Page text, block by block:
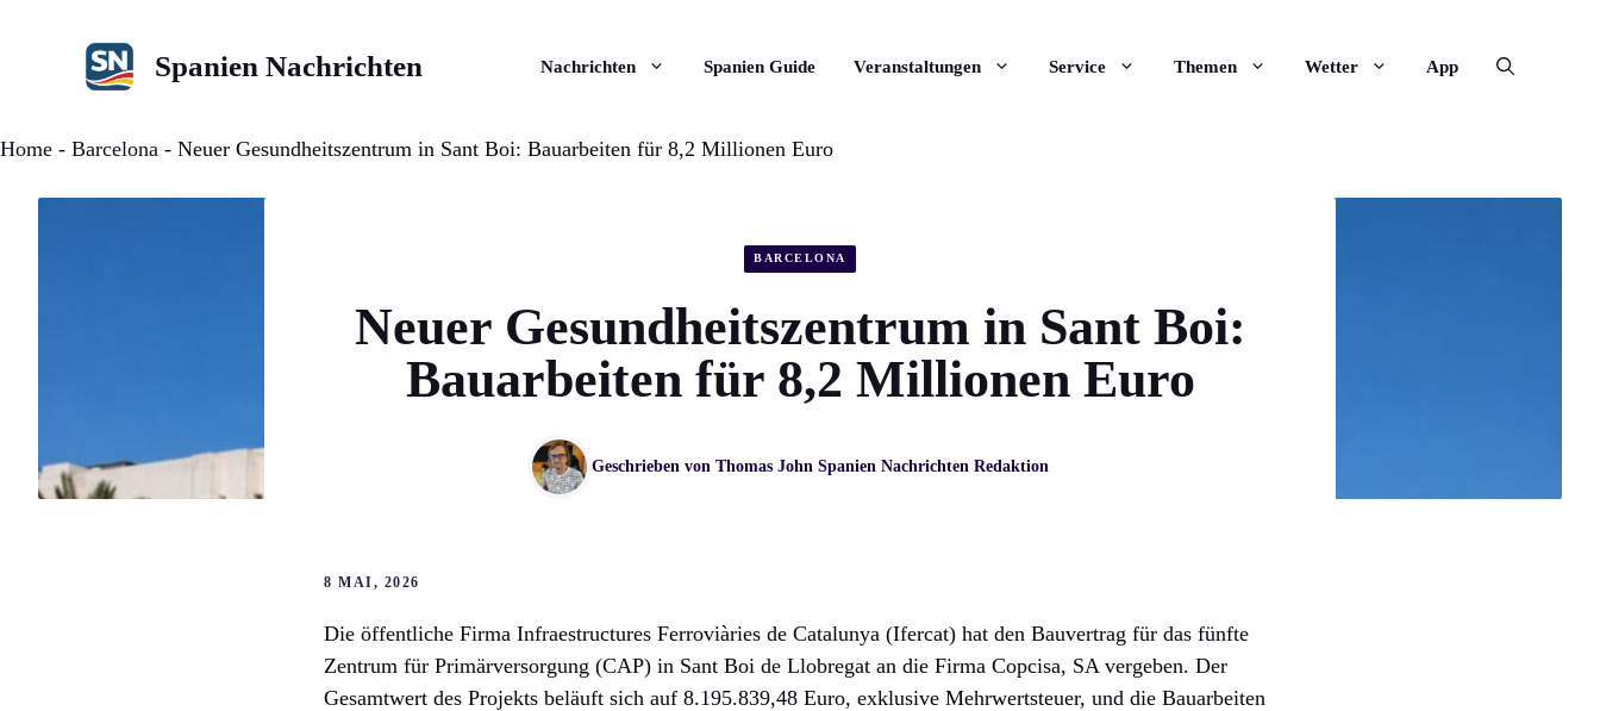
Spanien Nachrichten Nachrichten Spanien Guide Veranstaltungen Service Themen Wetter App
Home - Barcelona - Neuer Gesundheitszentrum in Sant Boi: Bauarbeiten für 8,2 Millionen Euro
BARCELONA
Neuer Gesundheitszentrum in Sant Boi:
Bauarbeiten für 8,2 Millionen Euro
Geschrieben von Thomas John Spanien Nachrichten Redaktion
8 MAI, 2026
Die öffentliche Firma Infraestructures Ferroviàries de Catalunya (Ifercat) hat den Bauvertrag für das fünfte
Zentrum für Primärversorgung (CAP) in Sant Boi de Llobregat an die Firma Copcisa, SA vergeben. Der
Gesamtwert des Projekts beläuft sich auf 8.195.839,48 Euro, exklusive Mehrwertsteuer, und die Bauarbeiten